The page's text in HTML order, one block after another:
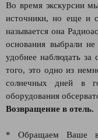
Во время экскурсии
источники, но еще и
называется она
основания выбрали
удобнее наблюдать за
того, это одно из
солнечных дней в
оборудования
Возвращение в отель.
* Обращаем Ваше